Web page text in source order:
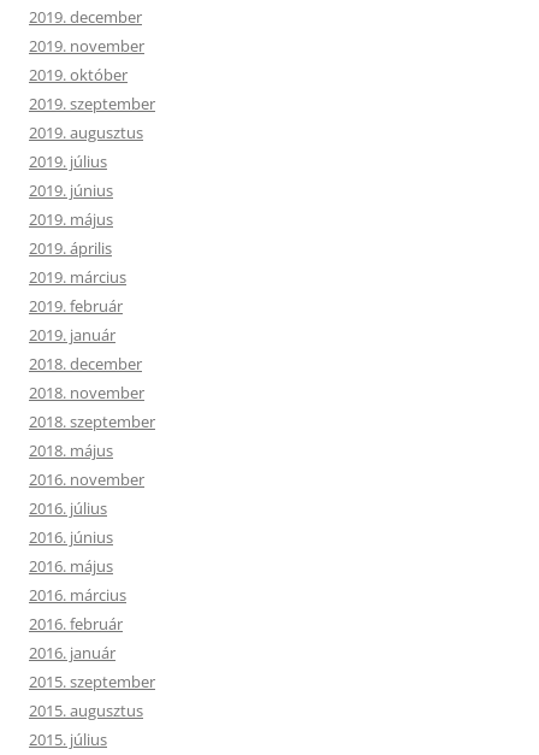
2019. december
2019. november
2019. október
2019. szeptember
2019. augusztus
2019. július
2019. június
2019. május
2019. április
2019. március
2019. február
2019. január
2018. december
2018. november
2018. szeptember
2018. május
2016. november
2016. július
2016. június
2016. május
2016. március
2016. február
2016. január
2015. szeptember
2015. augusztus
2015. július